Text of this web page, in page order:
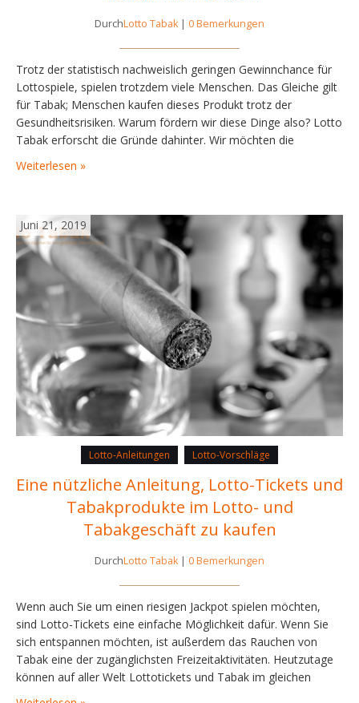
DurchLotto Tabak | 0 Bemerkungen
Trotz der statistisch nachweislich geringen Gewinnchance für
Lottospiele, spielen trotzdem viele Menschen. Das Gleiche gilt
für Tabak; Menschen kaufen dieses Produkt trotz der
Gesundheitsrisiken. Warum fördern wir diese Dinge also? Lotto
Tabak erforscht die Gründe dahinter. Wir möchten die
Öffentlichkeit erleuchten, also teilen wir Ihnen diese sechs
Weiterlesen »
Juni 21, 2019
Lotto-Anleitungen Lotto-Vorschläge
Eine nützliche Anleitung, Lotto-Tickets und
Tabakprodukte im Lotto- und
Tabakgeschäft zu kaufen
DurchLotto Tabak | 0 Bemerkungen
Wenn auch Sie um einen riesigen Jackpot spielen möchten,
sind Lotto-Tickets eine einfache Möglichkeit dafür. Wenn Sie
sich entspannen möchten, ist außerdem das Rauchen von
Tabak eine der zugänglichsten Freizeitaktivitäten. Heutzutage
können auf aller Welt Lottotickets und Tabak im gleichen